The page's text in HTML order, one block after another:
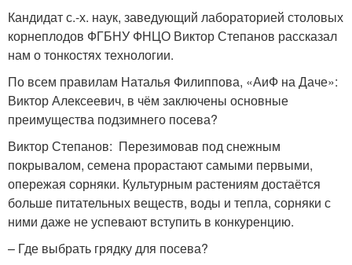
Кандидат с.-х. наук, заведующий лабораторией столовых
корне­плодов ФГБНУ ФНЦО Виктор Степанов рассказал
нам о тонкостях технологии.
По всем правилам Наталья Филиппова, «АиФ на Даче»:
Виктор Алексеевич, в чём заключены основные
преимущества подзимнего посева?
Виктор Степанов: Перезимовав под снежным
покрывалом, семена прорастают самыми первыми,
опережая сорняки. Культурным растениям достаётся
больше питательных веществ, воды и тепла, сорняки с
ними даже не успевают вступить в конкуренцию.
– Где выбрать грядку для посева?